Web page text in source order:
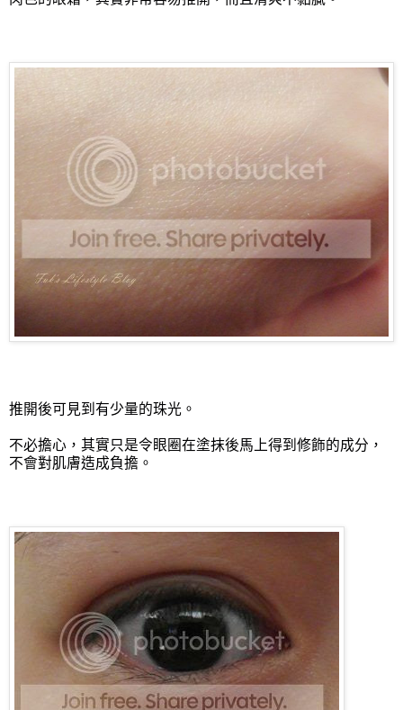
推開後可見到有少量的珠光。
不必擔心，其實只是令眼圈在塗抹後馬上得到修飾的成分，
不會對肌膚造成負擔。